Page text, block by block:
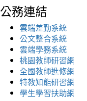
公務連結
雲端差勤系統
公文整合系統
雲端學務系統
桃園教師研習網
全國教師進修網
特教知能研習網
學生學習扶助網